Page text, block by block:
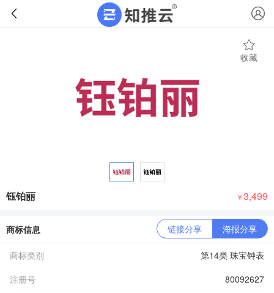
收藏
钰铂丽 ￥3,499
商标信息 链接分享 海报分享
商标类别
第14类 珠宝钟表
注册号
80092627